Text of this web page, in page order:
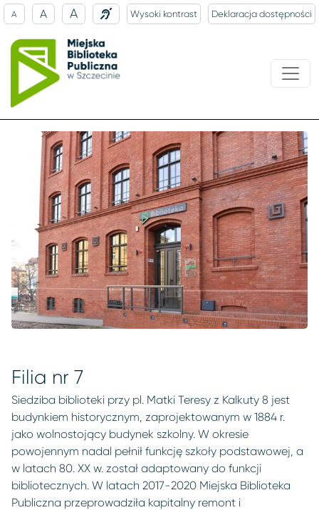
A A A Wysoki kontrast Deklaracja dostępności
Filia nr 7
Siedziba biblioteki przy pl. Matki Teresy z Kalkuty 8 jest
budynkiem historycznym, zaprojektowanym w 1884 r.
jako wolnostojący budynek szkolny. W okresie
powojennym nadal pełnił funkcję szkoły podstawowej, a
w latach 80. XX w. został adaptowany do funkcji
bibliotecznych. W latach 2017-2020 Miejska Biblioteka
Publiczna przeprowadziła kapitalny remont i